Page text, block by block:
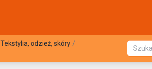
Tekstylia, odzież, skóry /